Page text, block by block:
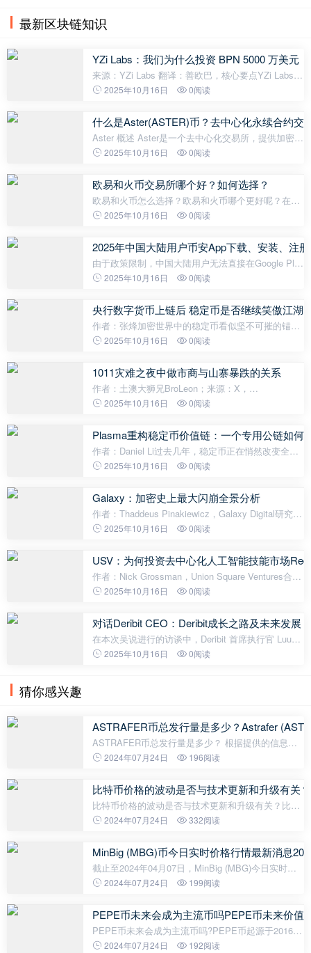
最新区块链知识
YZi Labs：我们为什么投资 BPN 5000 万美元
来源：YZi Labs 翻译：善欧巴，核心要点YZi Labs
领投 Better Payment Network（简称 BPN）5000 万
这一举措与该机构支持可规模化、连
2025年10月16日 0阅读
什么是Aster(ASTER)币？去中心化永续合约交
Aster 概述 Aster是一个去中心化交易所，提供加密货
币和股票衍生品的现货和永久交易，跨多个区块链的
时，通过 asBNB 流动性质押
2025年10月16日 0阅读
欧易和火币交易所哪个好？如何选择？
欧易和火币怎么选择？欧易和火币哪个更好呢？在欧
易和火币之间，大家为什么会选择欧易呢？ OKX交易
只此一家，而且是首个获得。第二个获
2025年10月16日 0阅读
2025年中国大陆用户币安App下载、安装、注
由于政策限制，中国大陆用户无法直接在Google Play
或国内应用市场下载币安APP，因此需要通过币安官
讲解如何在安卓和IOS设备上下
2025年10月16日 0阅读
央行数字货币上链后 稳定币是否继续笑傲江湖
作者：张烽加密世界中的稳定币看似坚不可摧的锚。
它在市场的巨震与对“稳定”的极致渴求中崛起，成长
关乎其命运的问题已然浮现：稳
2025年10月16日 0阅读
1011灾难之夜中做市商与山寨暴跌的关系
作者：土澳大狮兄BroLeon；来源：X，
@BroLeonAus今天看到很多KOL的推文下面还是有人
零的位置。 我之前曾经也有过类似的疑惑，直到我后
2025年10月16日 0阅读
Plasma重构稳定币价值链：一个专用公链如何
作者：Daniel Li过去几年，稳定币正在悄然改变全球
支付格局。到2025年10月，稳定币总市值已突破3000
超越了Visa和万事达卡，成为加密市
2025年10月16日 0阅读
Galaxy：加密史上最大闪崩全景分析
作者：Thaddeus Pinakiewicz，Galaxy Digital研究中
心副总裁；翻译：xiaozou1、非理性狂欢：部分锚定
税声明引发市场剧震，开启了加密史
2025年10月16日 0阅读
USV：为何投资去中心化人工智能技能市场
作者：Nick Grossman，Union Square Ventures合伙
人；编译：Shaw 人工智能（AI）面临的发现难题与
的人工智能工具问世，但基准测试在几周
2025年10月16日 0阅读
对话Deribit CEO：Deribit成长之路及未来发展
在本次吴说进行的访谈中，Deribit 首席执行官 Luuk
Strijers 分享了公司从一个专注于加密期权的小众平台
2025年10月16日 0阅读
猜你感兴趣
ASTRAFER币总发行量是多少？Astrafer
ASTRAFER币总发行量是多少？ 根据提供的信息，
ASTRAFER币的总发行量是888,077,888
少？根据提供的信息，Astrafer (ASTRAFER)的现在
流通
2024年07月24日 196阅读
比特币价格的波动是否与技术更新和升级有关？
比特币价格的波动是否与技术更新和升级有关？比特
币是世界上第一种去中心化加密数字货币，自2009年
遍认为比特币价格的波动与技术
2024年07月24日 332阅读
MinBig (MBG)币今日实时价格行情最新消息
截止至2024年04月07日，MinBig (MBG)今日实时最
新价格是0.0000038美元，约等于人民币0.00002749
最低价$0.0000007美元，24H成交额$14,
2024年07月24日 199阅读
PEPE币未来会成为主流币吗PEPE币未来价值
PEPE币未来会成为主流币吗?PEPE币起源于2016
年，是徽章和表情符号“Pepe the Frog”所衍生出的加
2024年07月24日 192阅读